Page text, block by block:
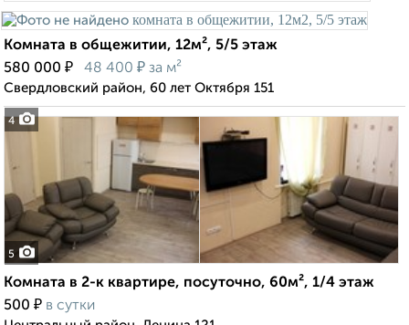
4
Комната в общежитии, 12м², 5/5 этаж
580 000 ₽ 48 400 ₽ за м²
Свердловский район, 60 лет Октября 151
5
Комната в 2-к квартире, посуточно, 60м², 1/4 этаж
500 ₽ в сутки